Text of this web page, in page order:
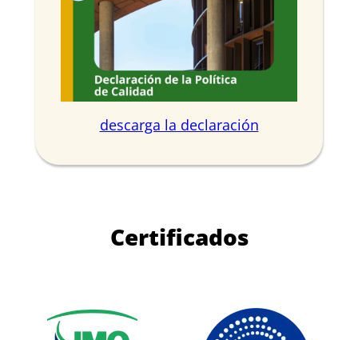
descarga la declaración
Certificados